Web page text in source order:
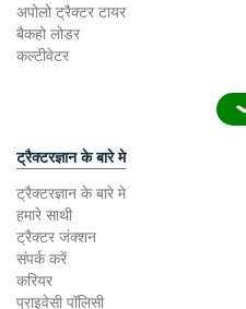
अपोलो ट्रैक्टर टायर
बैकहो लोडर
कल्टीवेटर
ट्रैक्टरज्ञान के बारे मे
ट्रैक्टरज्ञान के बारे मे
हमारे साथी
ट्रैक्टर जंक्शन
संपर्क करें
करियर
प्राइवेसी पॉलिसी